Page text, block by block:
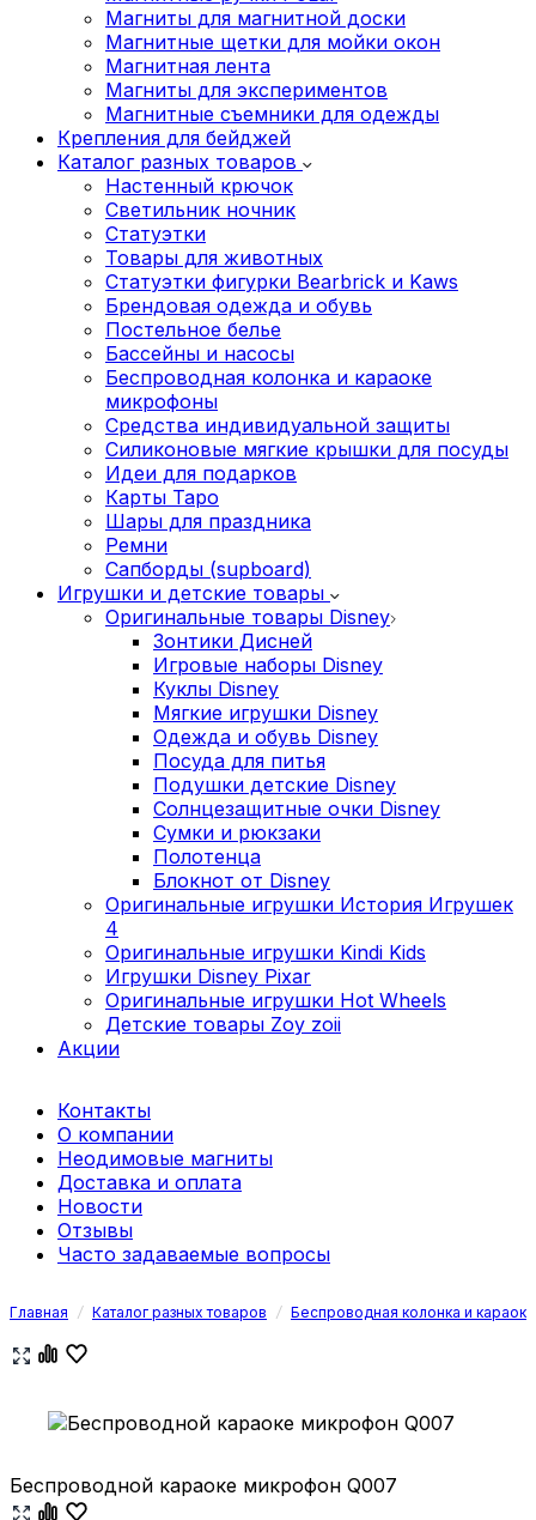
Магниты для магнитной доски
Магнитные щетки для мойки окон
Магнитная лента
Магниты для экспериментов
Магнитные съемники для одежды
Крепления для бейджей
Каталог разных товаров
Настенный крючок
Светильник ночник
Статуэтки
Товары для животных
Статуэтки фигурки Bearbrick и Kaws
Брендовая одежда и обувь
Постельное белье
Бассейны и насосы
Беспроводная колонка и караоке
микрофоны
Средства индивидуальной защиты
Силиконовые мягкие крышки для посуды
Идеи для подарков
Карты Таро
Шары для праздника
Ремни
Сапборды (supboard)
Игрушки и детские товары
Оригинальные товары Disney
Зонтики Дисней
Игровые наборы Disney
Куклы Disney
Мягкие игрушки Disney
Одежда и обувь Disney
Посуда для питья
Подушки детские Disney
Cолнцезащитные очки Disney
Сумки и рюкзаки
Полотенца
Блокнот от Disney
Оригинальные игрушки История Игрушек
4
Оригинальные игрушки Kindi Kids
Игрушки Disney Pixar
Оригинальные игрушки Hot Wheels
Детские товары Zoy zoii
Акции
Контакты
О компании
Неодимовые магниты
Доставка и оплата
Новости
Отзывы
Часто задаваемые вопросы
Главная / Каталог разных товаров / Беспроводная колонка и
Беспроводной караоке микрофон Q007